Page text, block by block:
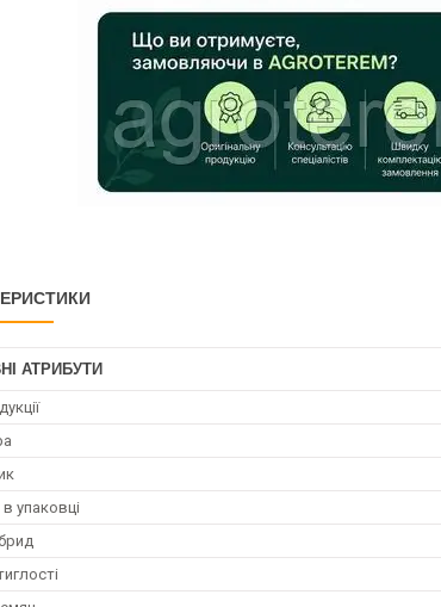
АТРИБУТИ
упаковці